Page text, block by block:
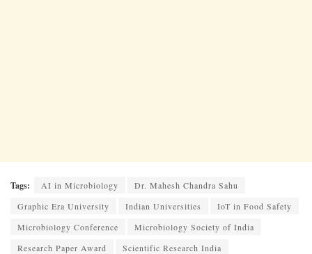
Tags: AI in Microbiology
Dr. Mahesh Chandra Sahu
Graphic Era University
Indian Universities
IoT in Food Safety
Microbiology Conference
Microbiology Society of India
Research Paper Award
Scientific Research India